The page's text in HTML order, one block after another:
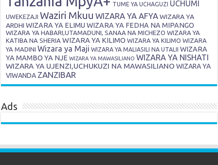
TUME YA UCHAGUZI UCHUMI
UWEKEZAJI Waziri Mkuu WIZARA YA AFYA WIZARA YA
ARDHI WIZARA YA ELIMU WIZARA YA FEDHA NA MIPANGO
WIZARA YA HABARI,UTAMADUNI, SANAA NA MICHEZO WIZARA YA
KATIBA NA SHERIA WIZARA YA KILIMO WIZARA YA KILIMO WIZARA
YA MADINI Wizara ya Maji WIZARA YA MALIASILI NA UTALII WIZARA
YA MAMBO YA NJE WIZARA YA MAWASILIANO WIZARA YA NISHATI
WIZARA YA UJENZI,UCHUKUZI NA MAWASILIANO WIZARA YA
VIWANDA ZANZIBAR
Ads